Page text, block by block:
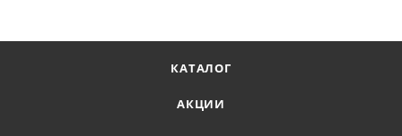
КАТАЛОГ
АКЦИИ